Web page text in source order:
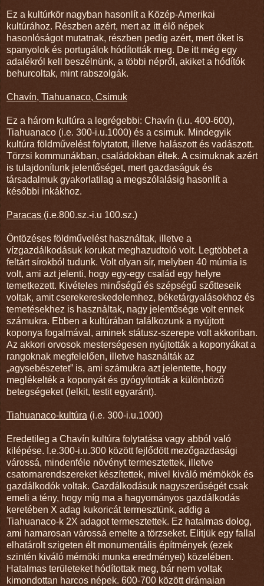
Ez a kultúrkör nagyban hasonlít a Közép-Amerikai
kultúrához. Részben azért, mert az itt élő népek
hasonlóságot mutatnak, részben pedig azért, mert őket is
spanyolok és portugálok hódították meg. De itt még egy
adalékról kell beszélnünk, a többi népről, akiket a hódítók
behurcoltak, mint rabszolgák.
Chavín, Tiahuanaco, Csimuk
Ez a három kultúra a legrégebbi: Chavín (i.u. 400-600),
Tiahuanaco (i.e. 300-i.u.1000) és a csimuk. Mindegyik
kultúra földművelést folytatott, illetve halászott és vadászott.
Törzsi kommunákban, családokban éltek. A csimuknak azért
is tulajdonítunk jelentőséget, mert gazdaságuk és
társadalmuk gyakorlatilag a megszólalásig hasonlít a
későbbi inkákhoz.
Paracas (i.e.800.sz.-i.u 100.sz.)
Öntözéses földművelést használtak, illetve a
vízgazdálkodásuk korukat meghazudtoló volt. Legtöbbet a
feltárt sírokból tudunk. Volt olyan sír, melyben 40 múmia is
volt, ami azt jelenti, hogy egy-egy család egy helyre
temetkezett. Kivételes minőségű és szépségű szőtteseik
voltak, amit cserekereskedelemhez, béketárgyalásokhoz és
temetésekhez is használtak, nagy jelentősége volt ennek
számukra. Ebben a kultúrában találkozunk a nyújtott
koponya fogalmával, aminek státusz-szerepe volt akkoriban.
Az akkori orvosok mesterségesen nyújtották a koponyákat a
rangoknak megfelelően, illetve használták az
„agysebészetet” is, ami számukra azt jelentette, hogy
meglékelték a koponyát és gyógyították a különböző
betegségeket (lelkit, testit egyaránt).
Tiahuanaco-kultúra (i.e. 300-i.u.1000)
Eredetileg a Chavín kultúra folytatása vagy abból való
kilépése. I.e.300-i.u.300 között fejlődött mezőgazdasági
várossá, mindenféle növényt termesztettek, illetve
csatornarendszereket készítettek, mivel kiváló mérnökök és
gazdálkodók voltak. Gazdálkodásuk nagyszerűségét csak
emeli a tény, hogy míg ma a hagyományos gazdálkodás
keretében X adag kukoricát termesztünk, addig a
Tiahuanaco-k 2X adagot termesztettek. Ez hatalmas dolog,
ami hamarosan várossá emelte a törzseket. Elitjük egy fallal
elhatárolt szigeten élt monumentális építmények (ezek
szintén kiváló mérnöki munka eredményei) közelében.
Hatalmas területeket hódítottak meg, bár nem voltak
kimondottan harcos népek. 600-700 között drámaian